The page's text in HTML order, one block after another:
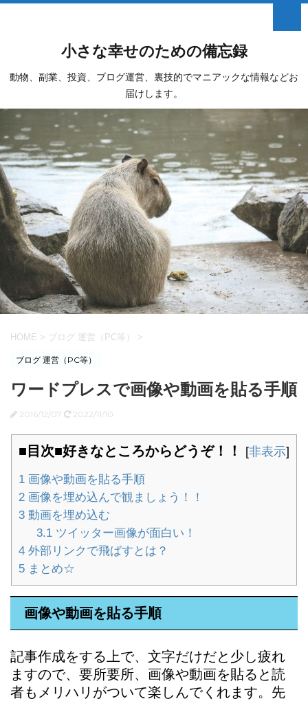
小さな幸せのための備忘録
動物、副業、投資、ブログ運営、裏技的でマニアックな情報などお
届けします。
HOME > ブログ 運営（PC等） >
ブログ 運営（PC等）
ワードプレスで画像や動画を貼る手順
2016/12/07 2022/11/10
■目次■好きなところからどうぞ！！ [非表示]
1 画像や動画を貼る手順
2 画像を埋め込んで観ましょう！！
3 動画を埋め込む
3.1ツイッター画像が面白い！
4 外部リンクで飛ばすとは？
5 まとめ☆
画像や動画を貼る手順
記事作成をする上で、文字だけだと少し疲れ
ますので、要所要所、画像や動画を貼ると読
者もメリハリがついて楽しんでくれます。先